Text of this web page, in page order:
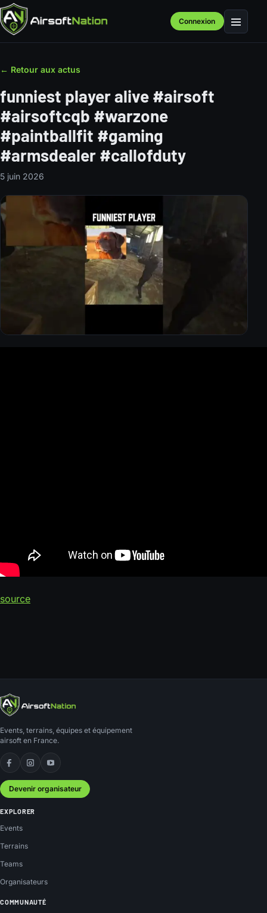
Connexion Menu
← Retour aux actus
funniest player alive #airsoft
#airsoftcqb #warzone
#paintballfit #gaming
#armsdealer #callofduty
5 juin 2026
source
Events, terrains, équipes et équipement
airsoft en France.
Facebook
Instagram
YouTube
Devenir organisateur
EXPLORER
Events
Terrains
Teams
Organisateurs
COMMUNAUTÉ